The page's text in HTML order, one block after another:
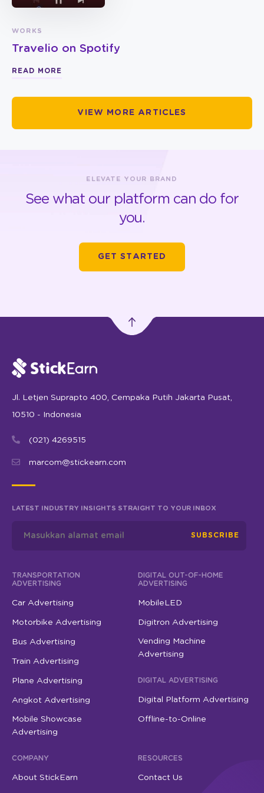
WORKS
Travelio on Spotify
READ MORE
VIEW MORE ARTICLES
ELEVATE YOUR BRAND
See what our platform can do for
you.
GET STARTED
Jl. Letjen Suprapto 400, Cempaka Putih Jakarta Pusat,
10510 - Indonesia
(021) 4269515
marcom@stickearn.com
LATEST INDUSTRY INSIGHTS STRAIGHT TO YOUR INBOX
SUBSCRIBE
TRANSPORTATION
ADVERTISING
Car Advertising
Motorbike Advertising
Bus Advertising
Train Advertising
Plane Advertising
Angkot Advertising
Mobile Showcase
Advertising
DIGITAL OUT-OF-HOME
ADVERTISING
MobileLED
Digitron Advertising
Vending Machine
Advertising
DIGITAL ADVERTISING
Digital Platform Advertising
Offline-to-Online
COMPANY
About StickEarn
RESOURCES
Contact Us